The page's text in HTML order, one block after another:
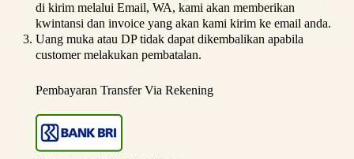
di kirim melalui Email, WA, kami akan memberikan
kwintansi dan invoice yang akan kami kirim ke email anda.
Uang muka atau DP tidak dapat dikembalikan apabila
customer melakukan pembatalan.
Pembayaran Transfer Via Rekening